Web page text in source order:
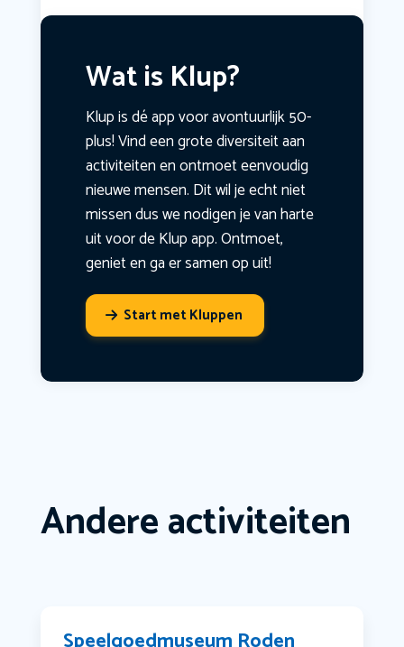
Wat is Klup?
Klup is dé app voor avontuurlijk 50-
plus! Vind een grote diversiteit aan
activiteiten en ontmoet eenvoudig
nieuwe mensen. Dit wil je echt niet
missen dus we nodigen je van harte
uit voor de Klup app. Ontmoet,
geniet en ga er samen op uit!
Start met Kluppen
Andere activiteiten